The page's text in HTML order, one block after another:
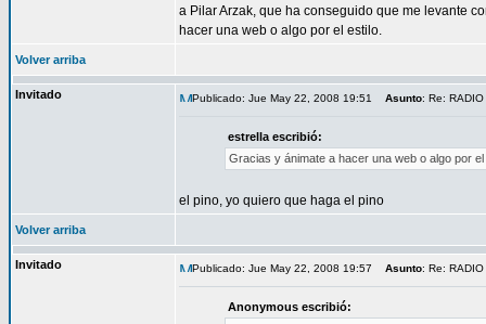
a Pilar Arzak, que ha conseguido que me levante
hacer una web o algo por el estilo.
Volver arriba
Invitado Publicado: Jue May 22, 2008 19:51 Asunto: Re: RADIO
estrella escribió:
Gracias y ánimate a hacer una web o algo por el
el pino, yo quiero que haga el pino
Volver arriba
Invitado Publicado: Jue May 22, 2008 19:57 Asunto: Re: RADIO
Anonymous escribió: